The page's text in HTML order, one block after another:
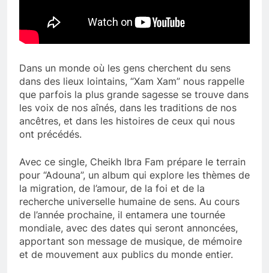
Dans un monde où les gens cherchent du sens
dans des lieux lointains, “Xam Xam” nous rappelle
que parfois la plus grande sagesse se trouve dans
les voix de nos aînés, dans les traditions de nos
ancêtres, et dans les histoires de ceux qui nous
ont précédés.
Avec ce single, Cheikh Ibra Fam prépare le terrain
pour “Adouna”, un album qui explore les thèmes de
la migration, de l’amour, de la foi et de la
recherche universelle humaine de sens. Au cours
de l’année prochaine, il entamera une tournée
mondiale, avec des dates qui seront annoncées,
apportant son message de musique, de mémoire
et de mouvement aux publics du monde entier.